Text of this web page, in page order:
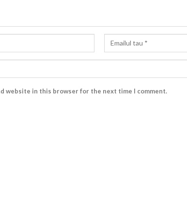
website in this browser for the next time I comment.